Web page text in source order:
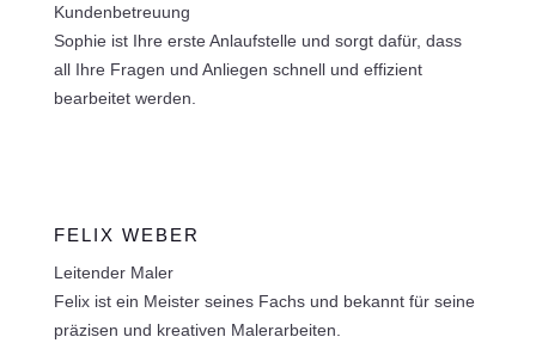
Kundenbetreuung
Sophie ist Ihre erste Anlaufstelle und sorgt dafür, dass
all Ihre Fragen und Anliegen schnell und effizient
bearbeitet werden.
FELIX WEBER
Leitender Maler
Felix ist ein Meister seines Fachs und bekannt für seine
präzisen und kreativen Malerarbeiten.